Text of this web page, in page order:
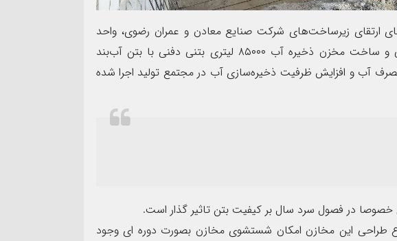
ارتقای زیرساخت‌های شرکت صنایع معادن و عمران رضوی، واحد
بتن‌ساز مجتمع تولید موفق به طراحی و ساخت مخزن ذخیره آب ۸۵۰۰۰ لیتری بتنی دفنی با بتن آب‌بند
آب و افزایش ظرفیت ذخیره‌سازی آب در مجتمع تولید اجرا شده
در فصول سرد سال بر کیفیت بتن تاثیر گذار است.
این مخازن امکان شستشوی مخازن بصورت دوره ای وجود